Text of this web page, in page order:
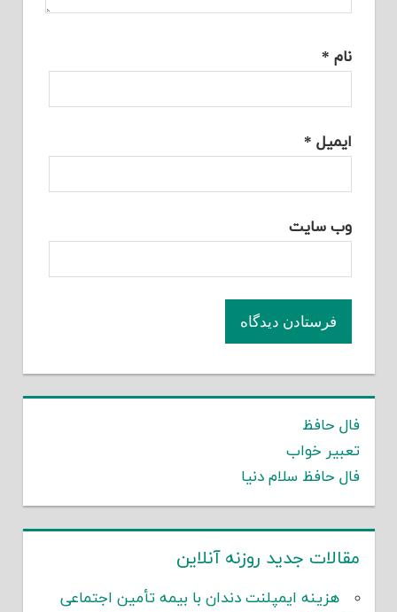
نام *
ایمیل *
وب‌ سایت
فال حافظ
تعبیر خواب
فال حافظ سلام دنیا
مقالات جدید روزنه آنلاین
هزینه ایمپلنت دندان با بیمه تأمین اجتماعی